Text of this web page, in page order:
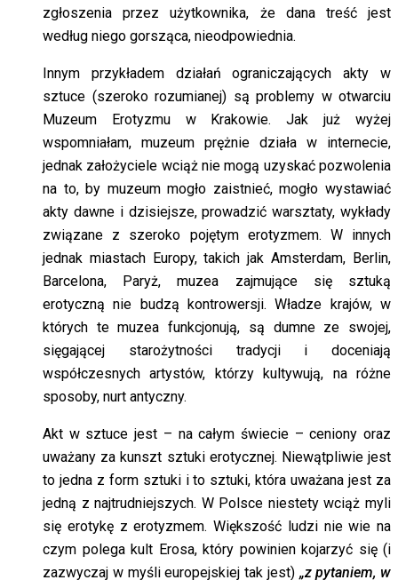
zgłoszenia przez użytkownika, że dana treść jest
według niego gorsząca, nieodpowiednia.
Innym przykładem działań ograniczających akty w
sztuce (szeroko rozumianej) są problemy w otwarciu
Muzeum Erotyzmu w Krakowie. Jak już wyżej
wspomniałam, muzeum prężnie działa w internecie,
jednak założyciele wciąż nie mogą uzyskać pozwolenia
na to, by muzeum mogło zaistnieć, mogło wystawiać
akty dawne i dzisiejsze, prowadzić warsztaty, wykłady
związane z szeroko pojętym erotyzmem. W innych
jednak miastach Europy, takich jak Amsterdam, Berlin,
Barcelona, Paryż, muzea zajmujące się sztuką
erotyczną nie budzą kontrowersji. Władze krajów, w
których te muzea funkcjonują, są dumne ze swojej,
sięgającej starożytności tradycji i doceniają
współczesnych artystów, którzy kultywują, na różne
sposoby, nurt antyczny.
Akt w sztuce jest – na całym świecie – ceniony oraz
uważany za kunszt sztuki erotycznej. Niewątpliwie jest
to jedna z form sztuki i to sztuki, która uważana jest za
jedną z najtrudniejszych. W Polsce niestety wciąż myli
się erotykę z erotyzmem. Większość ludzi nie wie na
czym polega kult Erosa, który powinien kojarzyć się (i
zazwyczaj w myśli europejskiej tak jest) „z pytaniem, w